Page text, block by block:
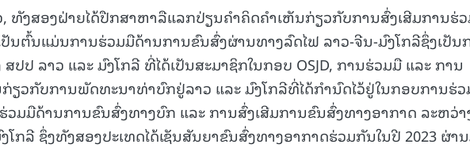
, ທັງສອງຝ່າຍໄດ້ປືກສາຫາລືແລກປ່ຽນຄໍາຄິດຄໍາເຫັນກ່ຽວກັບການສົ່ງເສີມການຮ່
ປັນຕົ້ນແມ່ນການຮ່ວມມືດ້ານການຂົນສົ່ງຜ່ານທາງລົດໄຟ ລາວ-ຈີນ-ມົງໂກລີຊຶ່ງເປັນ
ສປປ ລາວ ແລະ ມົງໂກລີ ທີ່ໄດ້ເປັນສະມາຊິກໃນກອບ OSJD, ການຮ່ວມມື ແລະ ການ
ຽວກັບການພັດທະນາທ່າບົກຢູ່ລາວ ແລະ ມົງໂກລີທີ່ໄດ້ກໍານົດໄວ້ຢູ່ໃນກອບການຮ່
ຮ່ວມມືດ້ານການຂົນສົ່ງທາງບົກ ແລະ ການສົ່ງເສີມການຂົນສົ່ງທາງອາກາດ ລະຫວ່າ
ໂກລີ ຊຶ່ງທັງສອງປະເທດໄດ້ເຊັນສັນຍາຂົນສົ່ງທາງອາກາດຮ່ວມກັນໃນປີ 2023 ຜ່າ